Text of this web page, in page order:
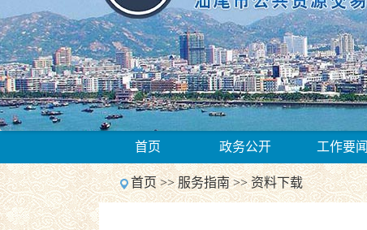
Previous
Next
1
2
首页 政务公开 工作要闻
首页>>服务指南>>资料下载